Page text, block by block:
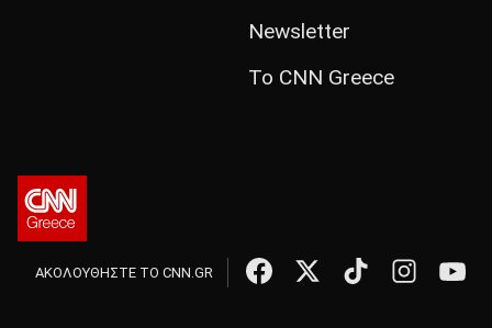
Newsletter
Το CNN Greece
ΑΚΟΛΟΥΘΗΣΤΕ ΤΟ CNN.GR